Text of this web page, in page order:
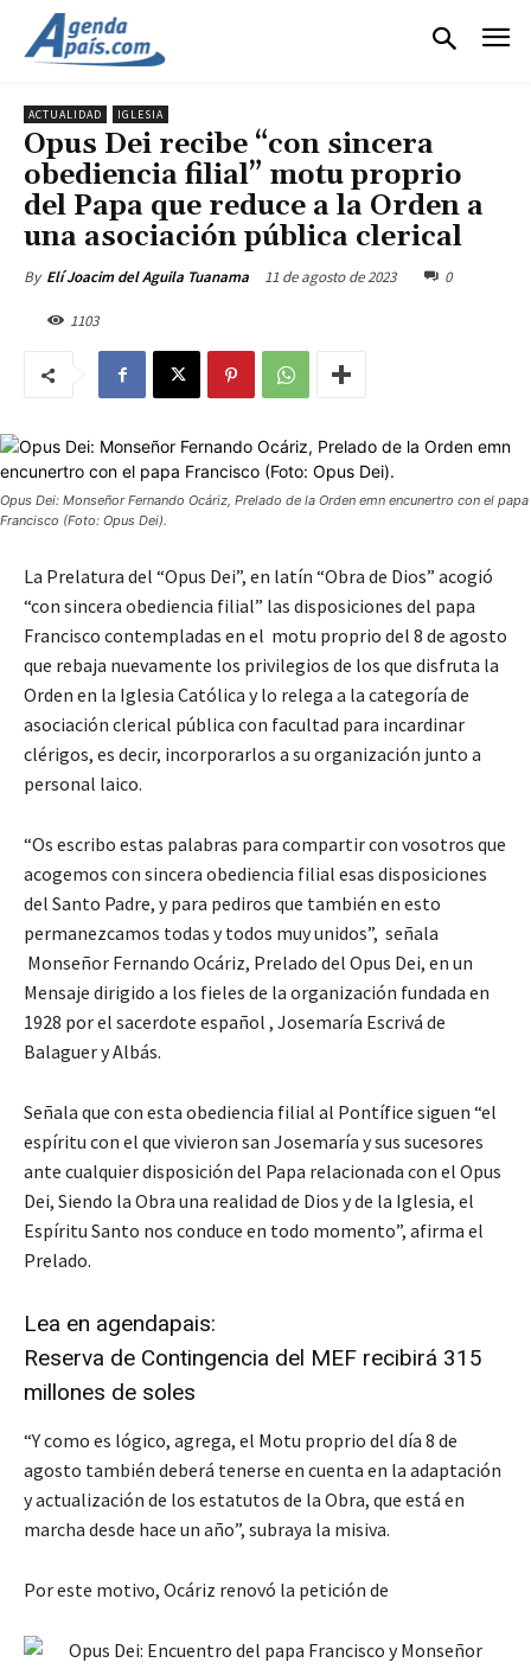
ACTUALIDAD IGLESIA
Opus Dei recibe “con sincera
obediencia filial” motu proprio
del Papa que reduce a la Orden a
una asociación pública clerical
By Elí Joacim del Aguila Tuanama 11 de agosto de 2023 0
1103
Opus Dei: Monseñor Fernando Ocáriz, Prelado de la Orden emn encunertro con el papa
Francisco (Foto: Opus Dei).
La Prelatura del “Opus Dei”, en latín “Obra de Dios” acogió
“con sincera obediencia filial” las disposiciones del papa
Francisco contempladas en el motu proprio del 8 de agosto
que rebaja nuevamente los privilegios de los que disfruta la
Orden en la Iglesia Católica y lo relega a la categoría de
asociación clerical pública con facultad para incardinar
clérigos, es decir, incorporarlos a su organización junto a
personal laico.
“Os escribo estas palabras para compartir con vosotros que
acogemos con sincera obediencia filial esas disposiciones
del Santo Padre, y para pediros que también en esto
permanezcamos todas y todos muy unidos”, señala
Monseñor Fernando Ocáriz, Prelado del Opus Dei, en un
Mensaje dirigido a los fieles de la organización fundada en
1928 por el sacerdote español , Josemaría Escrivá de
Balaguer y Albás.
Señala que con esta obediencia filial al Pontífice siguen “el
espíritu con el que vivieron san Josemaría y sus sucesores
ante cualquier disposición del Papa relacionada con el Opus
Dei, Siendo la Obra una realidad de Dios y de la Iglesia, el
Espíritu Santo nos conduce en todo momento”, afirma el
Prelado.
Lea en agendapais:
Reserva de Contingencia del MEF recibirá 315
millones de soles
“Y como es lógico, agrega, el Motu proprio del día 8 de
agosto también deberá tenerse en cuenta en la adaptación
y actualización de los estatutos de la Obra, que está en
marcha desde hace un año”, subraya la misiva.
Por este motivo, Ocáriz renovó la petición de